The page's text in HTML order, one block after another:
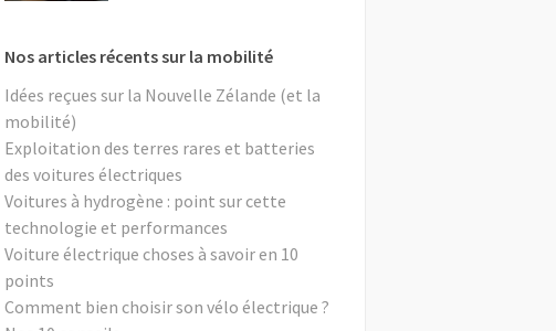
Nos articles récents sur la mobilité
Idées reçues sur la Nouvelle Zélande (et la
mobilité)
Exploitation des terres rares et batteries
des voitures électriques
Voitures à hydrogène : point sur cette
technologie et performances
Voiture électrique choses à savoir en 10
points
Comment bien choisir son vélo électrique ?